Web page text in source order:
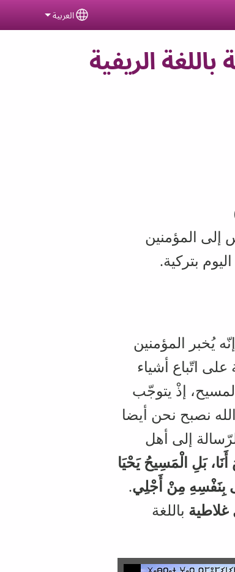
your language
العربية
الريفية
إلى المؤمنين
بتركية.
يُخبر المؤمنين
اتّباع أشياء
إذْ يتوجّب
نصبح نحن أيضا
إلى أهل
بَلِ الْمَسِيحُ يَحْيَا
بِنَفْسِهِ مِنْ أَجْلِي.‏
باللغة